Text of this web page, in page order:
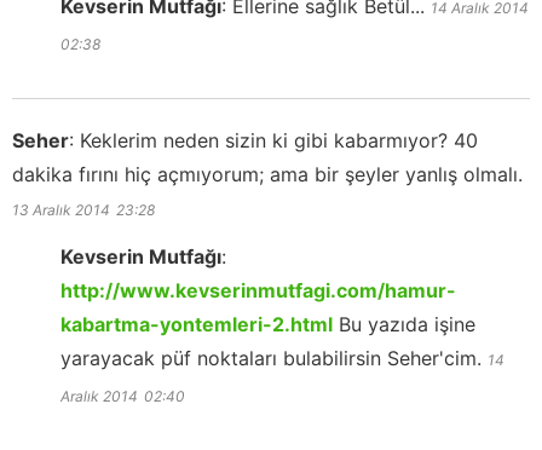
Kevserin Mutfağı: Ellerine sağlık Betül... 14 Aralık 2014
02:38
Seher: Keklerim neden sizin ki gibi kabarmıyor? 40
dakika fırını hiç açmıyorum; ama bir şeyler yanlış olmalı.
13 Aralık 2014 23:28
Kevserin Mutfağı:
http://www.kevserinmutfagi.com/hamur-
kabartma-yontemleri-2.html Bu yazıda işine
yarayacak püf noktaları bulabilirsin Seher'cim. 14
Aralık 2014 02:40